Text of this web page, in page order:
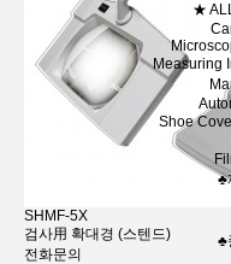
★
Measuring
Shoe
♣
♣
SHMF-5X
검사用 확대경 (스텐드)
전화문의